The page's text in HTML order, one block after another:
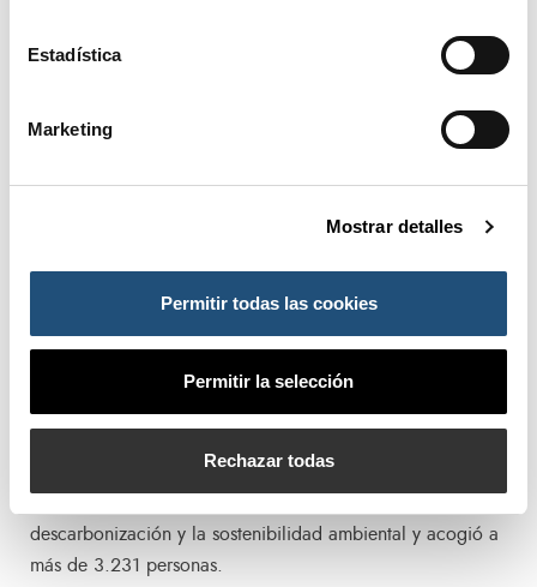
Estadística
Marketing
Mostrar detalles
Permitir todas las cookies
Permitir la selección
Rechazar todas
energía limpias, las principales barreras para conseguirlo y
empresas portuarias
ser un puerto neutro en emisiones, una hoja de ruta que
también tiene un reconocimiento y proyección en muestras
que se realizan en el Edificio del Reloj del Puerto de
Valencia periódicamente. La última de estas muestras, que
inclusivo y sostenido’, resaltó la labor que está
descarbonización y la sostenibilidad ambiental y acogió a
más de 3.231 personas.